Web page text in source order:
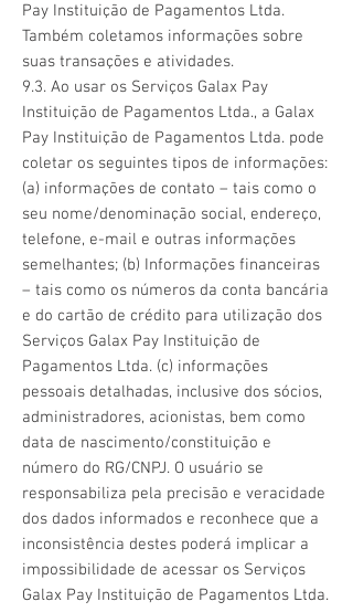
Pay Instituição de Pagamentos Ltda.
Também coletamos informações sobre
suas transações e atividades.
9.3. Ao usar os Serviços Galax Pay
Instituição de Pagamentos Ltda., a Galax
Pay Instituição de Pagamentos Ltda. pode
coletar os seguintes tipos de informações:
(a) informações de contato – tais como o
seu nome/denominação social, endereço,
telefone, e-mail e outras informações
semelhantes; (b) Informações financeiras
– tais como os números da conta bancária
e do cartão de crédito para utilização dos
Serviços Galax Pay Instituição de
Pagamentos Ltda. (c) informações
pessoais detalhadas, inclusive dos sócios,
administradores, acionistas, bem como
data de nascimento/constituição e
número do RG/CNPJ. O usuário se
responsabiliza pela precisão e veracidade
dos dados informados e reconhece que a
inconsistência destes poderá implicar a
impossibilidade de acessar os Serviços
Galax Pay Instituição de Pagamentos Ltda.